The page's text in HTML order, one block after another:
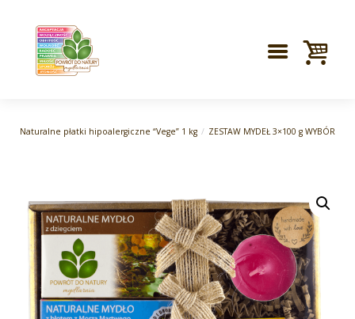
Naturalne płatki hipoalergiczne “Vege” 1 kg ZESTAW MYDEŁ 3×100 g WYBÓR